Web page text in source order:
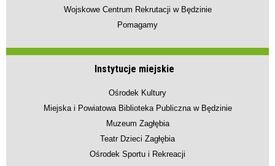
Wojskowe Centrum Rekrutacji w Będzinie
Pomagamy
Instytucje miejskie
Ośrodek Kultury
Miejska i Powiatowa Biblioteka Publiczna w Będzinie
Muzeum Zagłębia
Teatr Dzieci Zagłębia
Ośrodek Sportu i Rekreacji